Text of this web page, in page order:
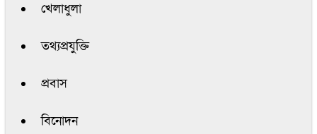
খেলাধুলা
তথ্যপ্রযুক্তি
প্রবাস
বিনোদন